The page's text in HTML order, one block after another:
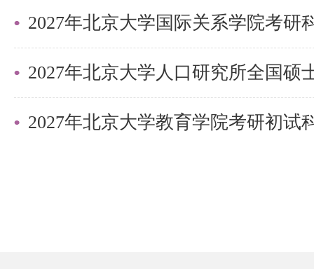
2027年北京大学国际关系学院考研
2027年北京大学教育学院考研初试